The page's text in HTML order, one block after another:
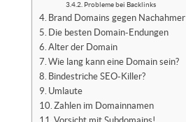
Probleme bei Backlinks
Brand Domains gegen Nachahmer
Die besten Domain-Endungen
Alter der Domain
Wie lang kann eine Domain sein?
Bindestriche SEO-Killer?
Umlaute
Zahlen im Domainnamen